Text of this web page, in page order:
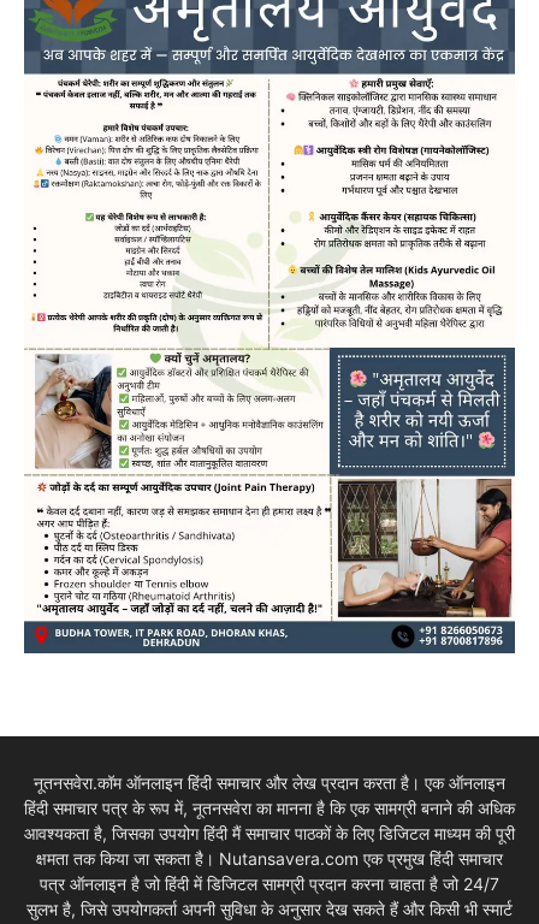
नूतनसवेरा.कॉम ऑनलाइन हिंदी समाचार और लेख प्रदान करता है। एक ऑनलाइन
हिंदी समाचार पत्र के रूप में, नूतनसवेरा का मानना है कि एक सामग्री बनाने की अधिक
आवश्यकता है, जिसका उपयोग हिंदी मैं समाचार पाठकों के लिए डिजिटल माध्यम की पूरी
क्षमता तक किया जा सकता है। Nutansavera.com एक प्रमुख हिंदी समाचार
पत्र ऑनलाइन है जो हिंदी में डिजिटल सामग्री प्रदान करना चाहता है जो 24/7
सुलभ है, जिसे उपयोगकर्ता अपनी सुविधा के अनुसार देख सकते हैं और किसी भी स्मार्ट